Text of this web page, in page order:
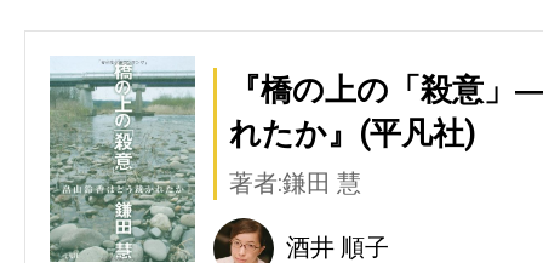
『橋の上の「殺意
れたか』(平凡社)
著者:鎌田 慧
酒井 順子